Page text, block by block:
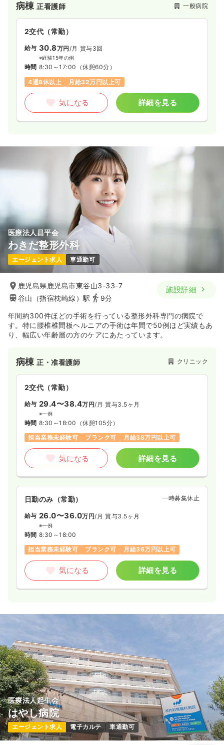
また、鹿児島県内ではじめて厚生労働省から承認された緩和ケ
ア病棟では、一人ひとりに寄り添い、患者様が有意義な生活を
送っていただけるように取り組み続けています。
病棟正看護師 一般病院
2交代（常勤）
給与 30.8万円/月 賞与3回
※経験15年の例
時間 8:30～17:00 （休憩60分）
4週8休以上
月給32万円以上可
気になる 詳細を見る
医療法人昌平会
わきだ整形外科
エージェント求人 車通勤可
鹿児島県鹿児島市東谷山3-33-7
谷山（指宿枕崎線）駅
9分
施設詳細
年間約300件ほどの手術を行っている整形外科専門の病院で
す。特に腰椎椎間板ヘルニアの手術は年間で50例ほど実績もあ
り、幅広い年齢層の方のケアにあたっています。
病棟正・准看護師 クリニック
2交代（常勤）
給与 29.4〜38.4万円/月 賞与3.5ヶ月
※一例
時間 8:30～18:00 （休憩105分）
担当業務未経験可
ブランク可 月給38万円以上可
気になる 詳細を見る
日勤のみ（常勤） 一時募集休止
給与 26.0〜36.0万円/月 賞与3.5ヶ月
※一例
時間 8:30～18:00
担当業務未経験可
ブランク可 月給36万円以上可
気になる 詳細を見る
医療法人起生会
はやし病院
エージェント求人 電子カルテ 車通勤可